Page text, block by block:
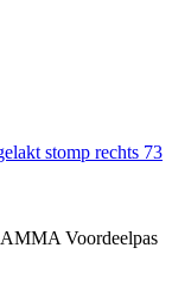
stomp rechts 73
Voordeelpas